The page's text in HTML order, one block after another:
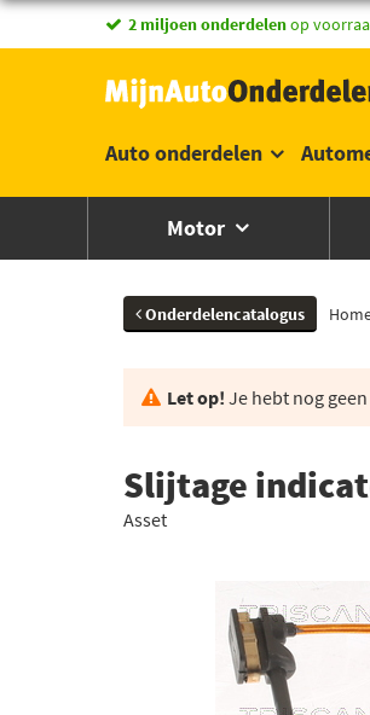
vandaag besteld,morgen in huis
2 miljoen onderdelenop
Auto onderdelen
Motor
Onderdelencatalogus
Let op! Je hebt nog
Slijtage
Asset